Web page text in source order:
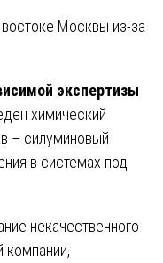
востоке Москвы из-за
экспертизы
химический
– силуминовый
в системах под
некачественного
компании,